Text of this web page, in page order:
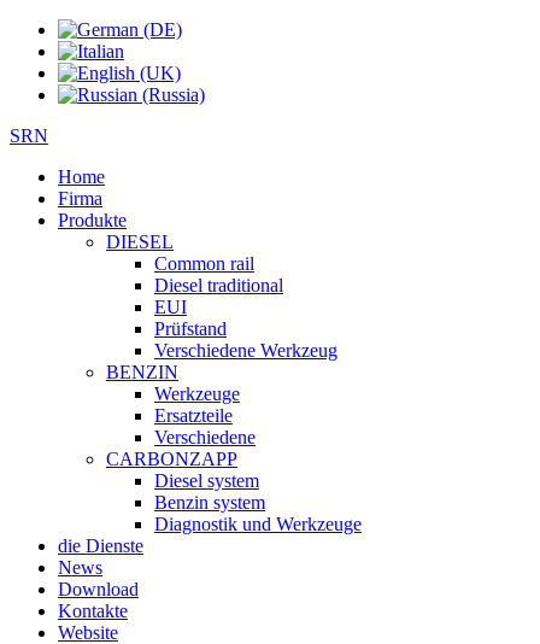
SRN
Home
Firma
Produkte
DIESEL
Common rail
Diesel traditional
EUI
Prüfstand
Verschiedene Werkzeug
BENZIN
Werkzeuge
Ersatzteile
Verschiedene
CARBONZAPP
Diesel system
Benzin system
Diagnostik und Werkzeuge
die Dienste
News
Download
Kontakte
Website